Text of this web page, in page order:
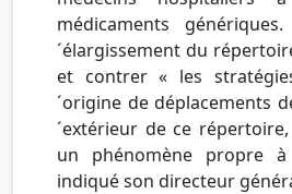
médicaments
´élargissement du
et contrer « les
´origine de déplacements
´extérieur de ce
un phénomène propre
indiqué son directeur